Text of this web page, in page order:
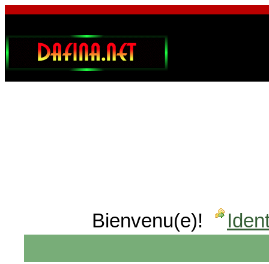
Bienvenu(e)!